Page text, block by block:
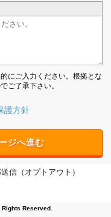
にご入力ください。根拠とな
ご了承下さい。
護方針
ジへ進む
信（オプトアウト）
Reserved.